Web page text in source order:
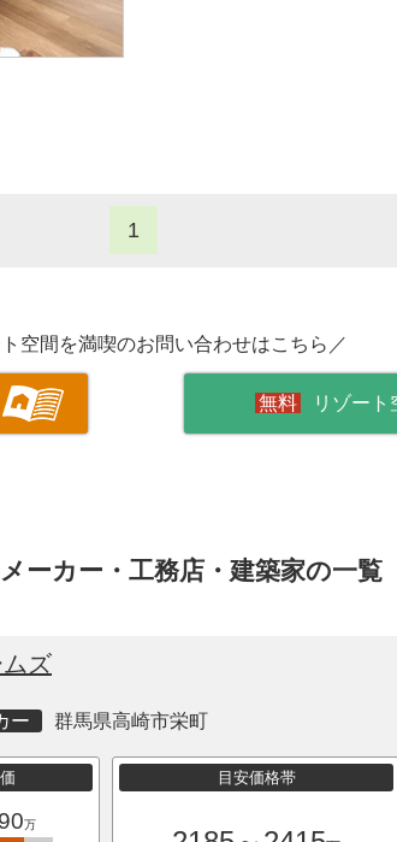
1
空間を満喫のお問い合わせはこちら／
リゾー
ーカー・工務店・建築家の一覧
ズ
ー 群馬県高崎市栄町
万
目安価格帯